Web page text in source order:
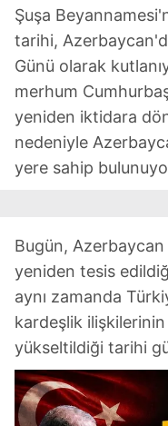
Şuşa
tarihi,
Günü olarak
merhum
yeniden iktidara
nedeniyle
yere sahip
Bugün, Azerbaycan
yeniden tesis
aynı zamanda
kardeşlik
yükseltildiği tarihi